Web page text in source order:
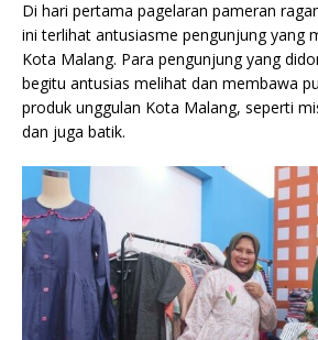
Di hari pertama pagelaran pameran
ini terlihat antusiasme pengunjung yang
Kota Malang. Para pengunjung yang
begitu antusias melihat dan membawa
produk unggulan Kota Malang, seperti
dan juga batik.